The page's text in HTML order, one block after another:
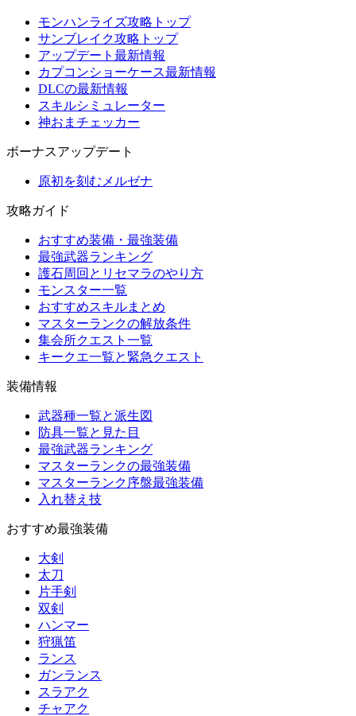
モンハンライズ攻略トップ
サンブレイク攻略トップ
アップデート最新情報
カプコンショーケース最新情報
DLCの最新情報
スキルシミュレーター
神おまチェッカー
ボーナスアップデート
原初を刻むメルゼナ
攻略ガイド
おすすめ装備・最強装備
最強武器ランキング
護石周回とリセマラのやり方
モンスター一覧
おすすめスキルまとめ
マスターランクの解放条件
集会所クエスト一覧
キークエ一覧と緊急クエスト
装備情報
武器種一覧と派生図
防具一覧と見た目
最強武器ランキング
マスターランクの最強装備
マスターランク序盤最強装備
入れ替え技
おすすめ最強装備
大剣
太刀
片手剣
双剣
ハンマー
狩猟笛
ランス
ガンランス
スラアク
チャアク